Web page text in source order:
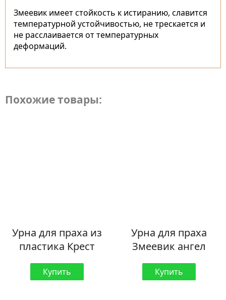
Змеевик имеет стойкость к истиранию, славится
температурной устойчивостью, не трескается и
не расслаивается от температурных
деформаций.
Похожие товары:
Урна для праха из
пластика Крест
Купить
Урна для праха
Змеевик ангел
Купить